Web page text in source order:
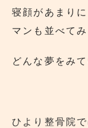
寝顔があまり
マンも並べてみ
どんな夢をみ
ひより整骨院